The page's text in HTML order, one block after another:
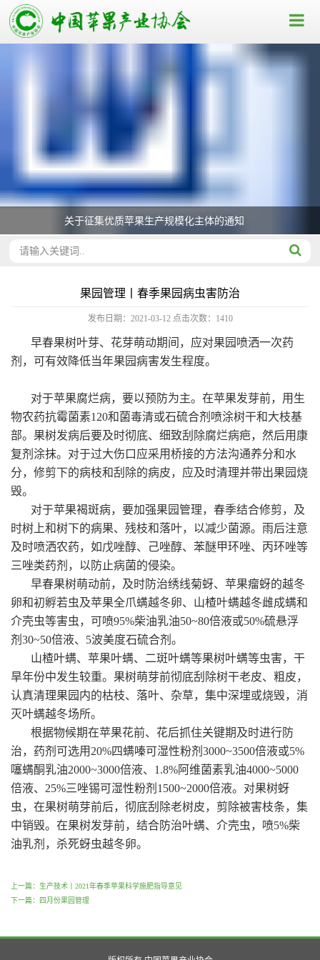
关于征集优质苹果生产规模化主体的通知
果园管理丨春季果园病虫害防治
发布日期：2021-03-12 点击次数： 1410
早春果树叶芽、花芽萌动期间，应对果园喷洒一次药
剂，可有效降低当年果园病害发生程度。
对于苹果腐烂病，要以预防为主。在苹果发芽前，用生
物农药抗霉菌素120和菌毒清或石硫合剂喷涂树干和大枝基
部。果树发病后要及时彻底、细致刮除腐烂病疤，然后用康
复剂涂抹。对于过大伤口应采用桥接的方法沟通养分和水
分，修剪下的病枝和刮除的病皮，应及时清理并带出果园烧
毁。
对于苹果褐斑病，要加强果园管理，春季结合修剪，及
时树上和树下的病果、残枝和落叶，以减少菌源。雨后注意
及时喷洒农药，如戊唑醇、己唑醇、苯醚甲环唑、丙环唑等
三唑类药剂，以防止病菌的侵染。
早春果树萌动前，及时防治绣线菊蚜、苹果瘤蚜的越冬
卵和初孵若虫及苹果全爪螨越冬卵、山楂叶螨越冬雌成螨和
介壳虫等害虫，可喷95%柴油乳油50~80倍液或50%硫悬浮
剂30~50倍液、5波美度石硫合剂。
山楂叶螨、苹果叶螨、二斑叶螨等果树叶螨等虫害，干
旱年份中发生较重。果树萌芽前彻底刮除树干老皮、粗皮，
认真清理果园内的枯枝、落叶、杂草，集中深埋或烧毁，消
灭叶螨越冬场所。
根据物候期在苹果花前、花后抓住关键期及时进行防
治，药剂可选用20%四螨嗪可湿性粉剂3000~3500倍液或5%
噻螨酮乳油2000~3000倍液、1.8%阿维菌素乳油4000~5000
倍液、25%三唑锡可湿性粉剂1500~2000倍液。对果树蚜
虫，在果树萌芽前后，彻底刮除老树皮，剪除被害枝条，集
中销毁。在果树发芽前，结合防治叶螨、介壳虫，喷5%柴
油乳剂，杀死蚜虫越冬卵。
上一篇：生产技术丨2021年春季苹果科学施肥指导意见
下一篇：四月份果园管理